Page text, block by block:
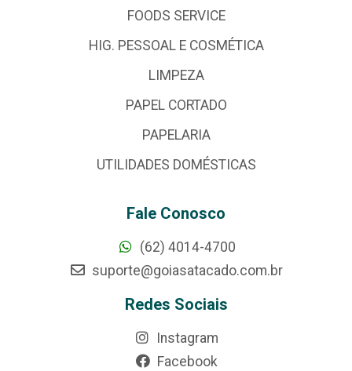
FOODS SERVICE
HIG. PESSOAL E COSMÉTICA
LIMPEZA
PAPEL CORTADO
PAPELARIA
UTILIDADES DOMÉSTICAS
Fale Conosco
(62) 4014-4700
suporte@goiasatacado.com.br
Redes Sociais
Instagram
Facebook